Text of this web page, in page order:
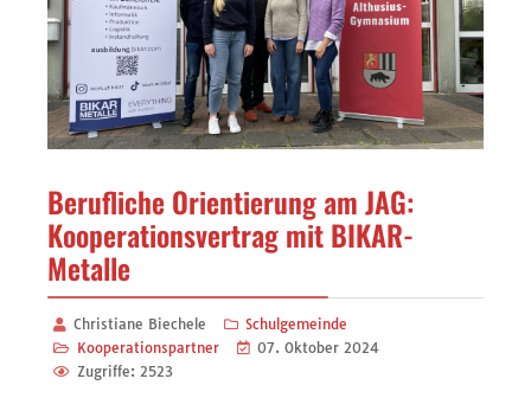
Berufliche Orientierung am JAG:
Kooperationsvertrag mit BIKAR-
Metalle
Christiane Biechele
Schulgemeinde
Kooperationspartner
07. Oktober 2024
Zugriffe: 2523